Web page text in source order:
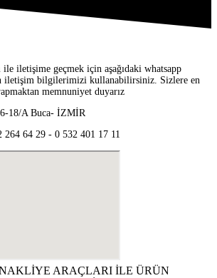
iletişime geçmek için aşağıdaki whatsapp
iletişim bilgilerimizi kullanabilirsiniz. Sizlere en
memnuniyet duyarız
18/A Buca- İZMİR
264 64 29 - 0 532 401 17 11
ARAÇLARI İLE ÜRÜN